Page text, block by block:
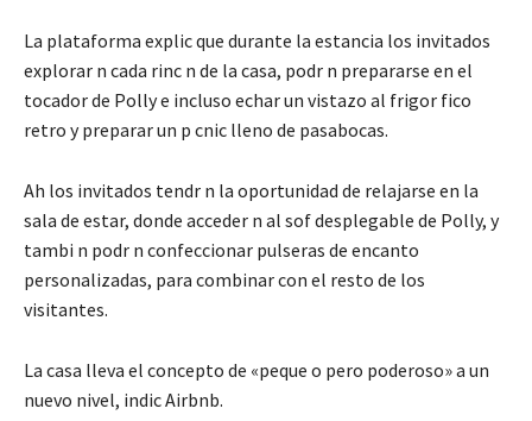
La plataforma explic que durante la estancia los invitados
explorar n cada rinc n de la casa, podr n prepararse en el
tocador de Polly e incluso echar un vistazo al frigor fico
retro y preparar un p cnic lleno de pasabocas.
Ah los invitados tendr n la oportunidad de relajarse en la
sala de estar, donde acceder n al sof desplegable de Polly, y
tambi n podr n confeccionar pulseras de encanto
personalizadas, para combinar con el resto de los
visitantes.
La casa lleva el concepto de «peque o pero poderoso» a un
nuevo nivel, indic Airbnb.